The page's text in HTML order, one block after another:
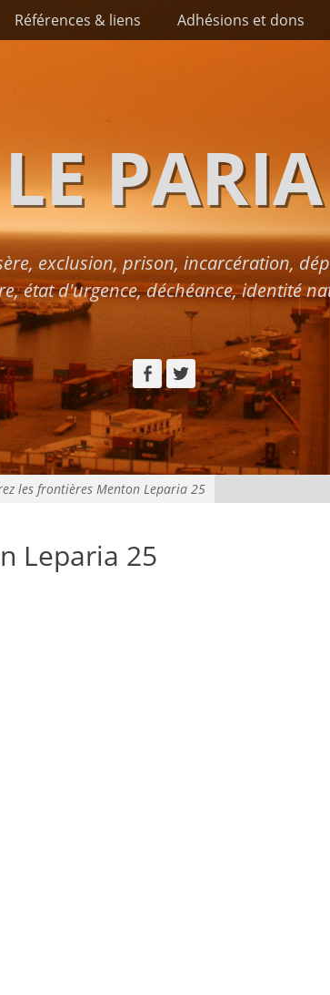
Références & liens Adhésions et dons
LE PARIA
exclusion, prison, incarcération,
état d'urgence, déchéance, identité
Facebook
Twitter
les frontières Menton Leparia 25
Leparia 25